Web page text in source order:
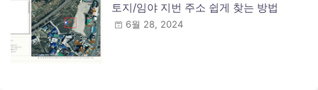
토지/임야 지번 주소 쉽게 찾는 방법
6월 28, 2024